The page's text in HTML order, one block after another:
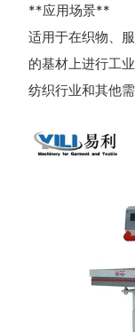
**应用场景**
适用于在织物、
的基材上进行工
纺织行业和其他